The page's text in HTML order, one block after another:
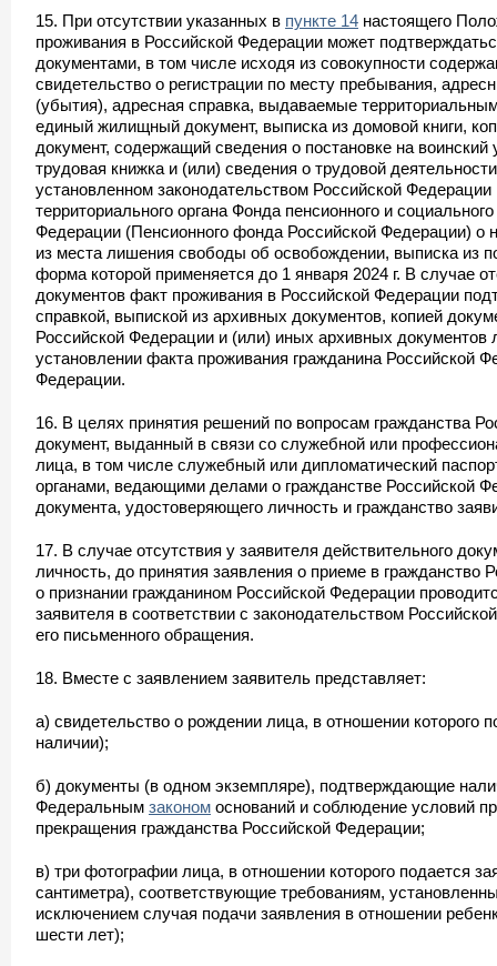
15. При отсутствии указанных в пункте 14 настоящего
проживания в Российской Федерации может
документами, в том числе исходя из совокупности
свидетельство о регистрации по месту пребывания,
(убытия), адресная справка, выдаваемые
единый жилищный документ, выписка из домовой книги,
документ, содержащий сведения о постановке на воинский
трудовая книжка и (или) сведения о трудовой
установленном законодательством Российской Федерации
территориального органа Фонда пенсионного и
Федерации (Пенсионного фонда Российской Федерации) о
из места лишения свободы об освобождении, выписка из
форма которой применяется до 1 января 2024 г. В случае
документов факт проживания в Российской Федерации
справкой, выпиской из архивных документов, копией
Российской Федерации и (или) иных архивных
установлении факта проживания гражданина Российской
Федерации.
16. В целях принятия решений по вопросам гражданства
документ, выданный в связи со служебной или
лица, в том числе служебный или дипломатический
органами, ведающими делами о гражданстве Российской
документа, удостоверяющего личность и гражданство
17. В случае отсутствия у заявителя действительного
личность, до принятия заявления о приеме в гражданство
о признании гражданином Российской Федерации
заявителя в соответствии с законодательством
его письменного обращения.
18. Вместе с заявлением заявитель представляет:
а) свидетельство о рождении лица, в отношении которого
наличии);
б) документы (в одном экземпляре), подтверждающие
Федеральным законом оснований и соблюдение условий
прекращения гражданства Российской Федерации;
в) три фотографии лица, в отношении которого подается
сантиметра), соответствующие требованиям,
исключением случая подачи заявления в отношении
шести лет);